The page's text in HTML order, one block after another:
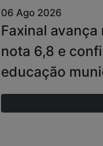
06 Ago 2026
Faxinal avança
nota 6,8 e
educação